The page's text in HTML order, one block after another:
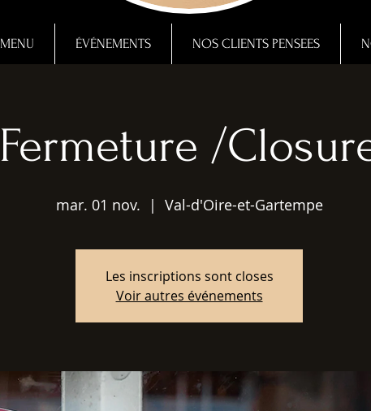
MENU ÉVÉNEMENTS NOS CLIENTS PENSEES
Fermeture /
mar. 01 nov.
  |
Val-d'Oire-et-Gartempe
Les inscriptions sont closes
Voir autres événements